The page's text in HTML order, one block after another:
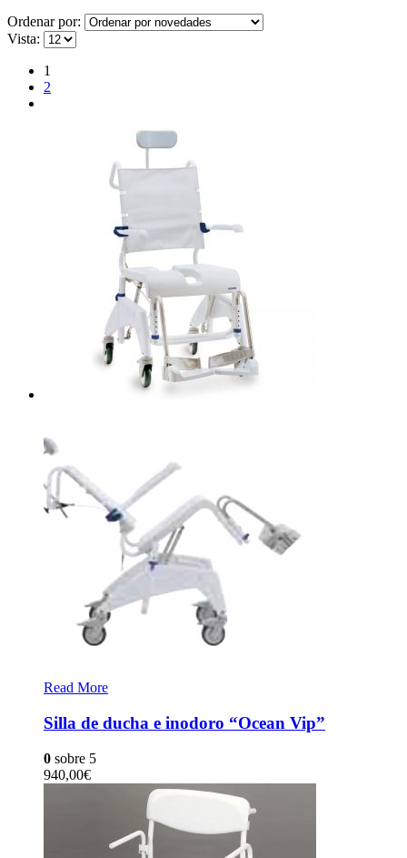
Ordenar por:
Vista:
1
2
Read More
Silla de ducha e inodoro “Ocean Vip”
0 sobre 5
940,00€